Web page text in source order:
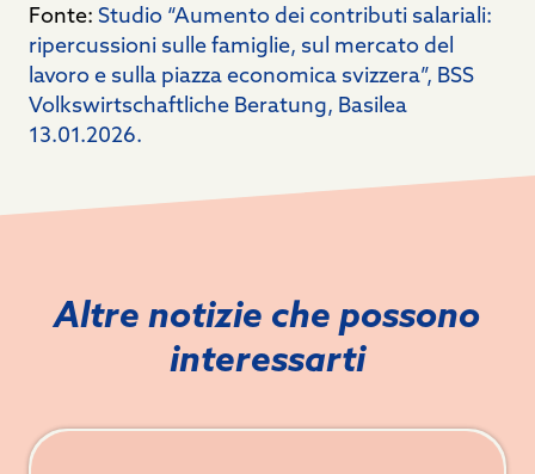
Fonte: Studio “Aumento dei contributi salariali:
ripercussioni sulle famiglie, sul mercato del
lavoro e sulla piazza economica svizzera”, BSS
Volkswirtschaftliche Beratung, Basilea
13.01.2026.
Altre notizie che possono
interessarti